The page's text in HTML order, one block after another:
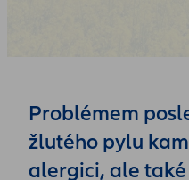
Problémem
žlutého pylu
alergici, ale